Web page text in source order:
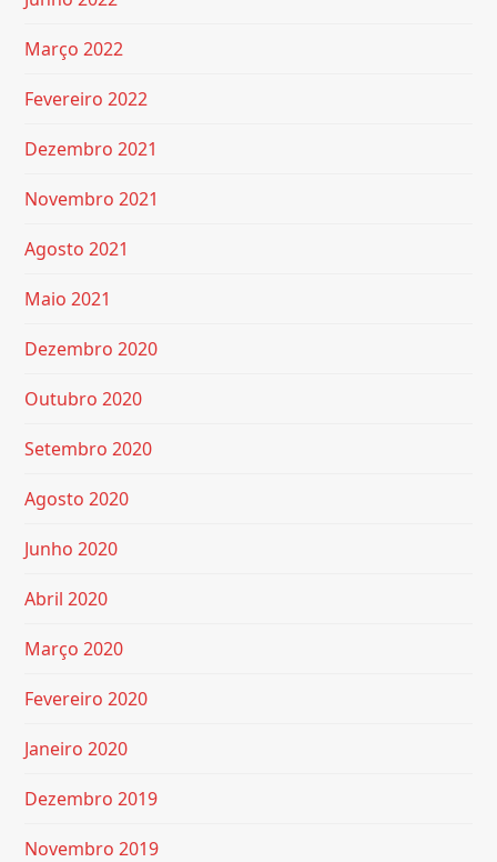
Março 2022
Fevereiro 2022
Dezembro 2021
Novembro 2021
Agosto 2021
Maio 2021
Dezembro 2020
Outubro 2020
Setembro 2020
Agosto 2020
Junho 2020
Abril 2020
Março 2020
Fevereiro 2020
Janeiro 2020
Dezembro 2019
Novembro 2019